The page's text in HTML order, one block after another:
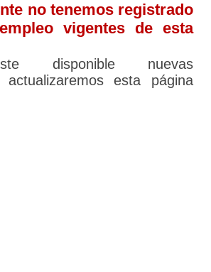
no tenemos registrado
vigentes de esta
disponible nuevas
actualizaremos esta página